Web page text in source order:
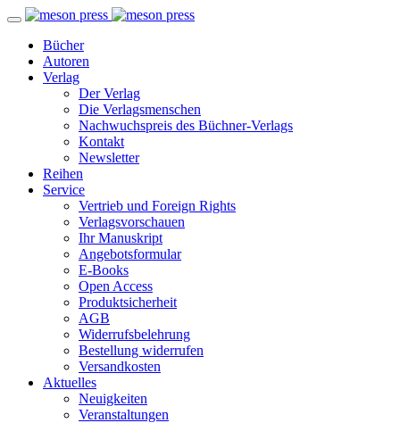
Bücher
Autoren
Verlag
Der Verlag
Die Verlagsmenschen
Nachwuchspreis des Büchner-Verlags
Kontakt
Newsletter
Reihen
Service
Vertrieb und Foreign Rights
Verlagsvorschauen
Ihr Manuskript
Angebotsformular
E-Books
Open Access
Produktsicherheit
AGB
Widerrufsbelehrung
Bestellung widerrufen
Versandkosten
Aktuelles
Neuigkeiten
Veranstaltungen